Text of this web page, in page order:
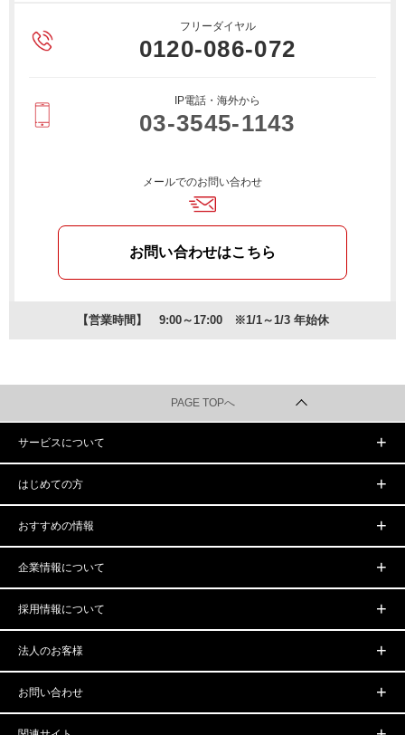
フリーダイヤル
0120-086-072
IP電話・海外から
03-3545-1143
メールでのお問い合わせ
お問い合わせはこちら
【営業時間】 9:00～17:00 ※1/1～1/3 年始休
PAGE TOPへ
サービスについて
はじめての方
おすすめの情報
企業情報について
採用情報について
法人のお客様
お問い合わせ